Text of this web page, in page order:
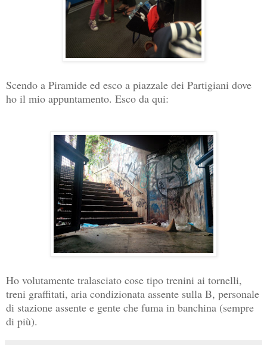
Scendo a Piramide ed esco a piazzale dei Partigiani dove
ho il mio appuntamento. Esco da qui:
Ho volutamente tralasciato cose tipo trenini ai tornelli,
treni graffitati, aria condizionata assente sulla B, personale
di stazione assente e gente che fuma in banchina (sempre
di più).